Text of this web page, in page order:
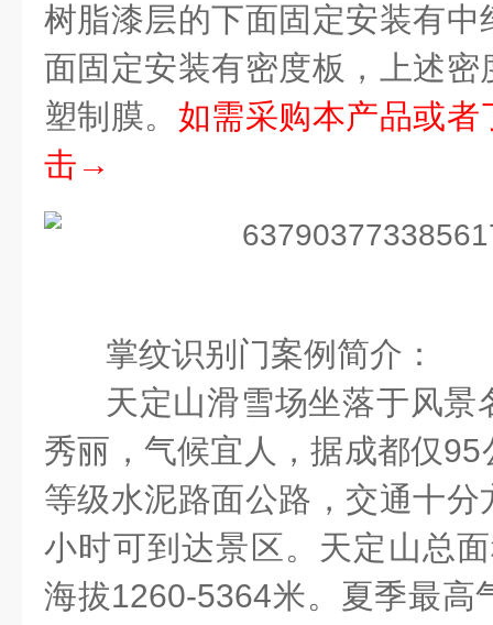
树脂漆层的下面固定安装有
面固定安装有密度板，上述
塑制膜。 如需采购本产品或
击→
掌纹识别门案例简介：
天定山滑雪场坐落于风景
秀丽，气候宜人，据成都仅95
等级水泥路面公路，交通十
小时可到达景区。天定山总
海拔1260-5364米。夏季最高